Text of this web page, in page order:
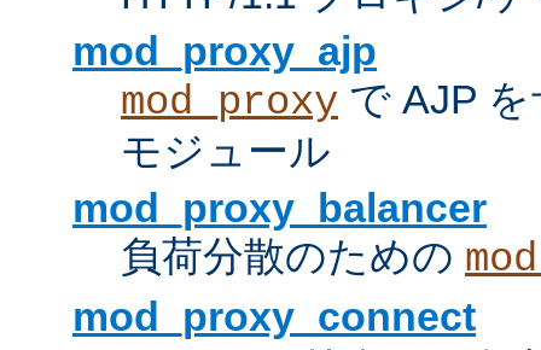
mod_proxy_ajp
mod_proxy で AJP
モジュール
mod_proxy_balancer
負荷分散のための
mod_proxy_connect